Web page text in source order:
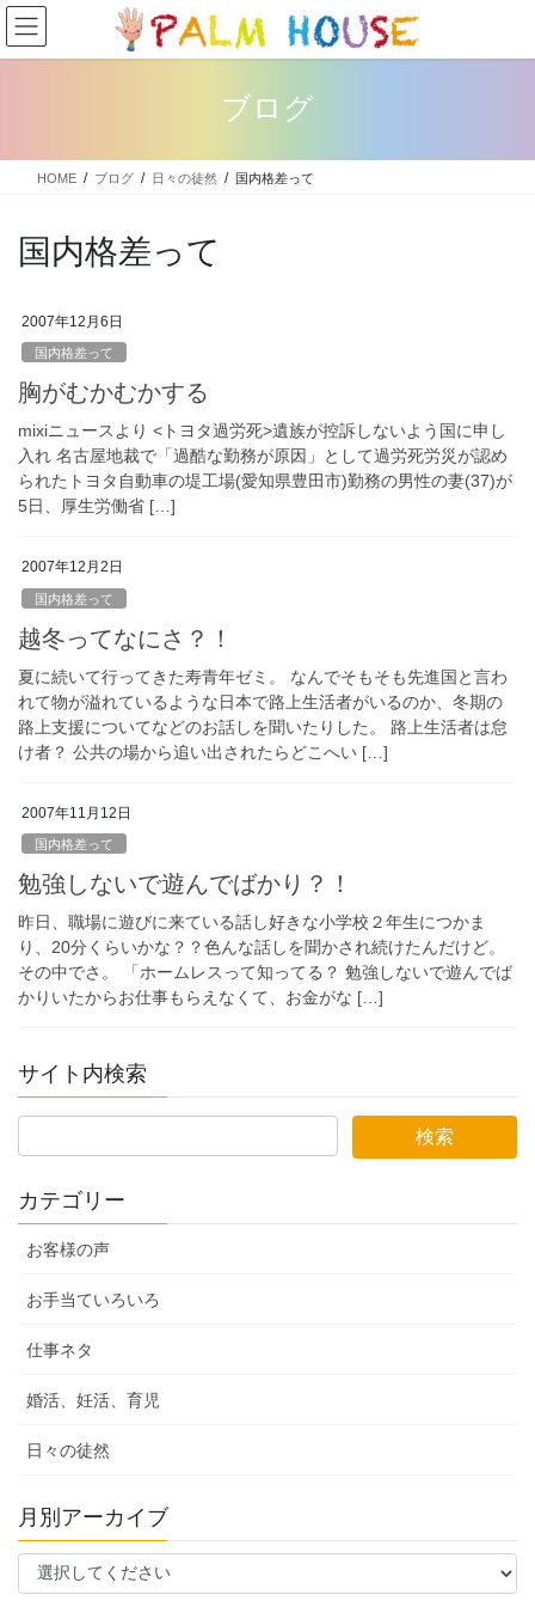
コ
ン
テ
ス
ナ
ビ
ゲ
ン
ブログ
HOME ブログ 日々の徒然 国内格差って
国内格差って
2007年12月6日
国内格差って
胸がむかむかする
mixiニュースより <トヨタ過労死>遺族が控訴しないよう国に申し
入れ 名古屋地裁で「過酷な勤務が原因」として過労死労災が認め
られたトヨタ自動車の堤工場(愛知県豊田市)勤務の男性の妻(37)が
5日、厚生労働省 […]
2007年12月2日
国内格差って
越冬ってなにさ？！
夏に続いて行ってきた寿青年ゼミ。 なんでそもそも先進国と言わ
れて物が溢れているような日本で路上生活者がいるのか、冬期の
路上支援についてなどのお話しを聞いたりした。 路上生活者は怠
け者？ 公共の場から追い出されたらどこへい […]
2007年11月12日
国内格差って
勉強しないで遊んでばかり？！
昨日、職場に遊びに来ている話し好きな小学校２年生につかま
り、20分くらいかな？？色んな話しを聞かされ続けたんだけど。
その中でさ。 「ホームレスって知ってる？ 勉強しないで遊んでば
かりいたからお仕事もらえなくて、お金がな […]
サイト内検索
カテゴリー
お客様の声
お手当ていろいろ
仕事ネタ
婚活、妊活、育児
日々の徒然
月別アーカイブ